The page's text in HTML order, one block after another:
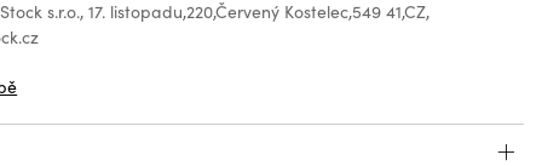
s.r.o., 17. listopadu,220,Červený Kostelec,549 41,CZ,